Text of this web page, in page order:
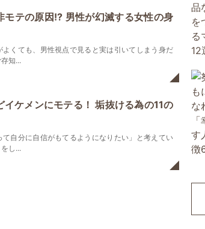
モテの原因!? 男性が幻滅する女性の身
よくても、男性視点で見ると実は引いてしまう身だ
知...
イケメンにモテる！ 垢抜ける為の11の
て自分に自信がもてるようになりたい」と考えてい
し...